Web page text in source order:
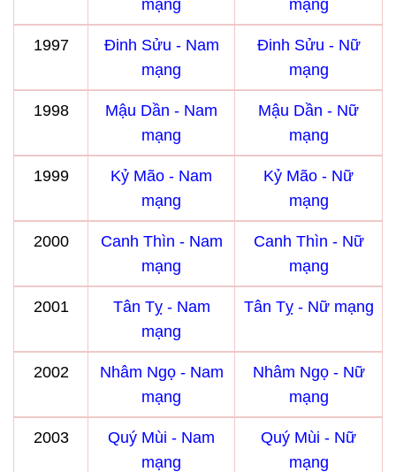
mạng
mạng
1997
Đinh Sửu - Nam
mạng
Đinh Sửu - Nữ
mạng
1998
Mậu Dần - Nam
mạng
Mậu Dần - Nữ
mạng
1999
Kỷ Mão - Nam
mạng
Kỷ Mão - Nữ
mạng
2000
Canh Thìn - Nam
mạng
Canh Thìn - Nữ
mạng
2001
Tân Tỵ - Nam
mạng
Tân Tỵ - Nữ mạng
2002
Nhâm Ngọ - Nam
mạng
Nhâm Ngọ - Nữ
mạng
2003
Quý Mùi - Nam
mạng
Quý Mùi - Nữ
mạng